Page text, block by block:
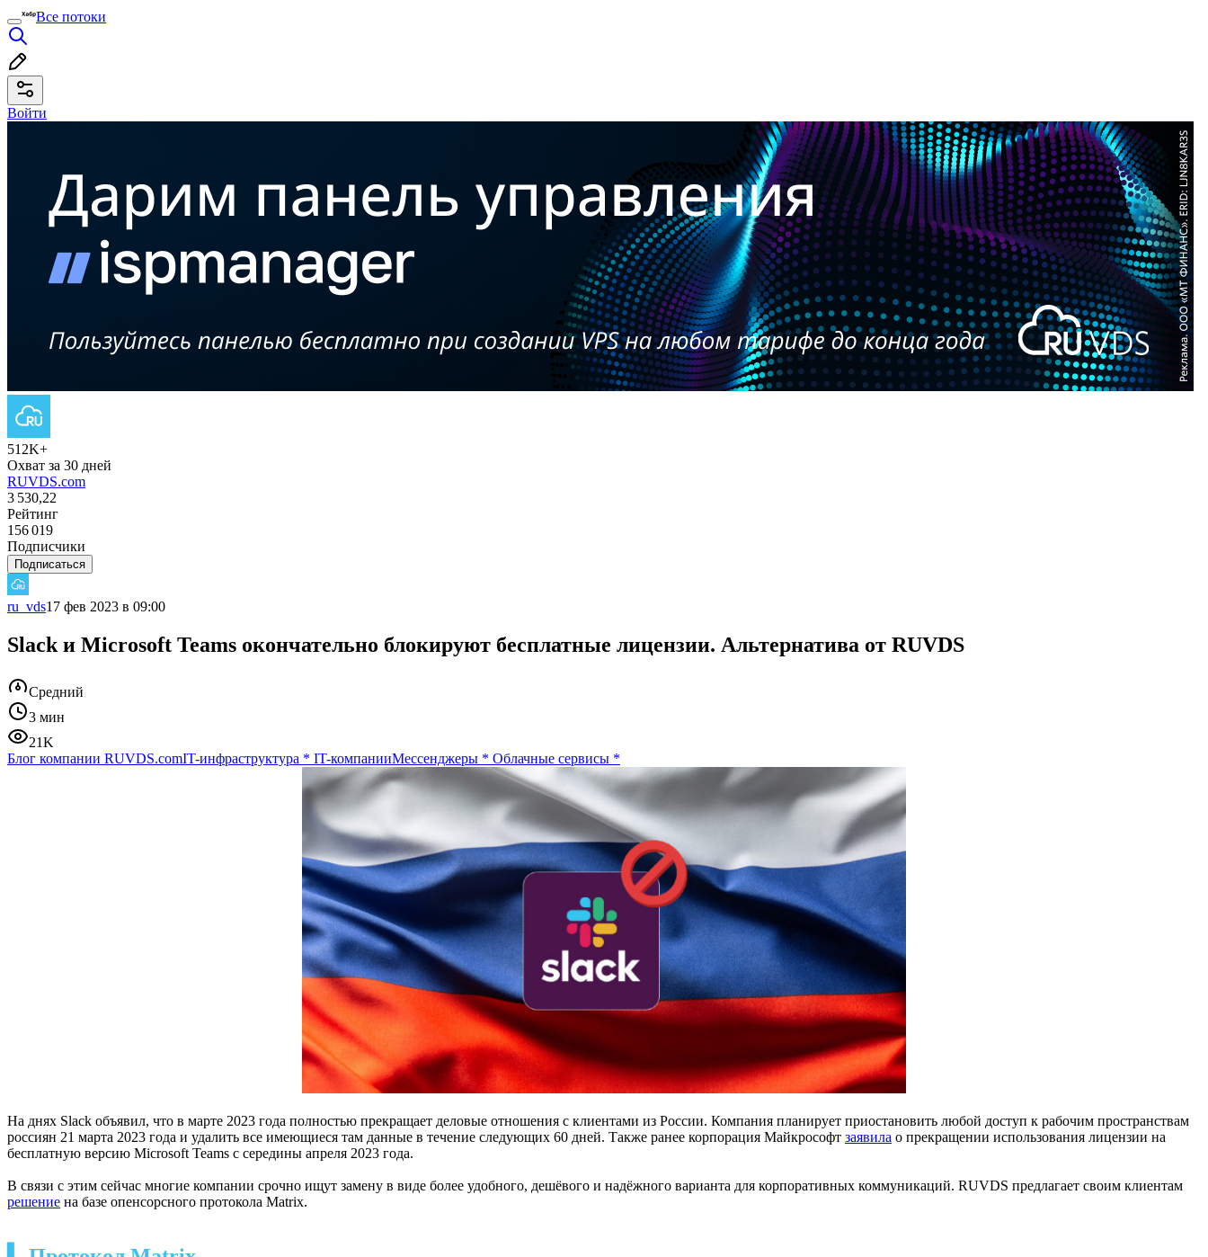
Все потоки
Войти
512K+
Охват за 30 дней
RUVDS.com
3 530,22
Рейтинг
156 019
Подписчики
Подписаться
ru_vds17 фев 2023 в 09:00
Slack и Microsoft Teams окончательно блокируют бесплатные лицензии. Альтернатива от RUVDS
Средний
3 мин
21K
Блог компании RUVDS.comIT-инфраструктура * IT-компанииМессенджеры * Облачные сервисы *
На днях Slack объявил, что в марте 2023 года полностью прекращает деловые отношения с клиентами из России. Компания планирует приостановить любой доступ к рабочим пространствам
россиян 21 марта 2023 года и удалить все имеющиеся там данные в течение следующих 60 дней. Также ранее корпорация Майкрософт заявила о прекращении использования лицензии на
бесплатную версию Microsoft Teams с середины апреля 2023 года.
В связи с этим сейчас многие компании срочно ищут замену в виде более удобного, дешёвого и надёжного варианта для корпоративных коммуникаций. RUVDS предлагает своим клиентам
решение на базе опенсорсного протокола Matrix.